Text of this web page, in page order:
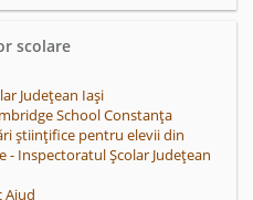
scolare
Județean Iași
School Constanța
științifice pentru elevii din
- Inspectoratul Școlar Județean
Aiud